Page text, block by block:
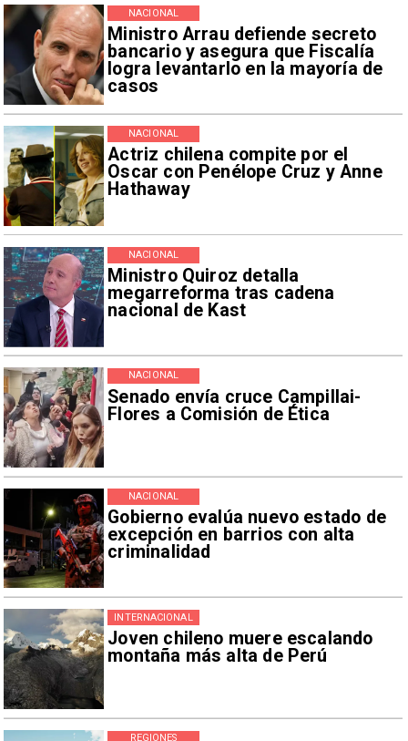
Ministro Arrau defiende secreto
bancario y asegura que Fiscalía
logra levantarlo en la mayoría de
casos
NACIONAL
Actriz chilena compite por el
Oscar con Penélope Cruz y Anne
Hathaway
NACIONAL
Ministro Quiroz detalla
megarreforma tras cadena
nacional de Kast
NACIONAL
Senado envía cruce Campillai-
Flores a Comisión de Ética
NACIONAL
Gobierno evalúa nuevo estado de
excepción en barrios con alta
criminalidad
NACIONAL
Joven chileno muere escalando
montaña más alta de Perú
INTERNACIONAL
REGIONES